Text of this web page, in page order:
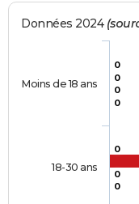
Données 2024
0
0
0
0
0
0
0
Moins de 18 ans
18-30 ans